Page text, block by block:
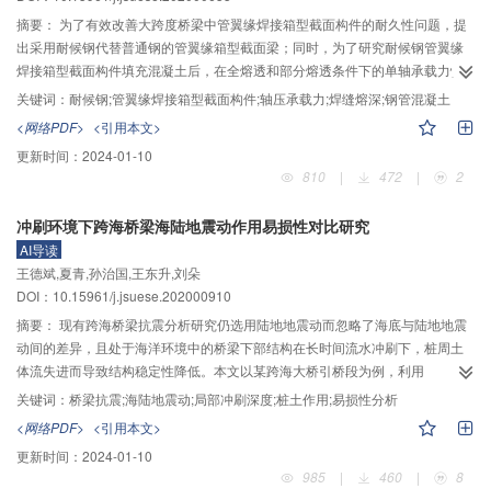
液不再大量向地层渗透，使得地层沉降大幅减缓；最后的补浆抬升阶段，泥浆
的注浆压力作用于泥皮，对上覆土产生推力，产生沉降补偿作用。注浆压力和
注浆量的大小对最终地层沉降的影响很大，过小的注浆压力和注浆量会增大土
体塌陷和渗透失水造成的地层沉降，而过大的注浆压力产生的过度沉降补偿作
要且效果显著，可应用于现场各类顶管工程。
摘要： 为了有效改善大跨度桥梁中管翼缘焊接箱型截面构件的耐久性问题，提
出采用耐候钢代替普通钢的管翼缘箱型截面梁；同时，为了研究耐候钢管翼缘
焊接箱型截面构件填充混凝土后，在全熔透和部分熔透条件下的单轴承载力性
能，开展了焊接矩形截面在3种不同焊缝熔深下的耐候钢管混凝土截面轴压短柱
试验研究；分别测试每个试件在单轴压力作用下的静态应变、动态应变，以及
竖向位移和侧向位移；对比构件承载力的试验结果及理论分析结果，得出不同
熔深下焊接箱型截面管翼缘组合构件的承载力性能。研究结果表明：1）耐候钢
管翼缘焊接箱型截面构件的全熔透焊缝承载力高于部分熔透焊缝承载力。2）构
向位移值，测点L4随轴压荷载的增大而增加，测点L3随轴压荷载的增大先增加
后减小。3）构件内部混凝土应变值，开裂时全熔透构件比部分熔透构件突变
小；构件表面钢材竖向应变，整体受压，且随荷载增大而增大；构件表面钢材
横向应变，整体受拉，局部在顶部四角位置受压。
关键词： 耐候钢;管翼缘焊接箱型截面构件;轴压承载力;焊缝熔深;钢管混凝土
<网络PDF> <引用本文>
更新时间： 2024-01-10
810
| 472 | 2
冲刷环境下跨海桥梁海陆地震动作用易损性对比研究
AI导读
王德斌,夏青,孙治国,王东升,刘朵
DOI：10.15961/j.jsuese.202000910
摘要： 现有跨海桥梁抗震分析研究仍选用陆地地震动而忽略了海底与陆地地震
动间的差异，且处于海洋环境中的桥梁下部结构在长时间流水冲刷下，桩周土
体流失进而导致结构稳定性降低。本文以某跨海大桥引桥段为例，利用
ABAQUS建立有限元计算模型，考虑桩土作用和动水压力等因素影响，采用概
率地震需求分析方法对不同冲刷环境下陆地和海底地震动作用下的桥墩、支座
进行易损性分析。通过绘制桥墩、支座超越概率易损性曲线和超越概率增幅柱
状图研究桥梁关键构件在海陆地震动和不同冲刷深度下的损伤发展规律。结果
表明：对比陆地地震动作用，海底地震动作用下的桥墩更易损坏，且随着土体
关键词： 桥梁抗震;海陆地震动;局部冲刷深度;桩土作用;易损性分析
<网络PDF> <引用本文>
更新时间： 2024-01-10
985
| 460 | 8